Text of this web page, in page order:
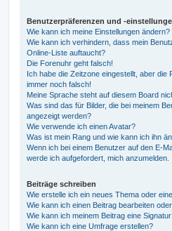
Benutzerpräferenzen und -
Wie kann ich meine Einstellungen ändern?
Wie kann ich verhindern, dass mein
Online-Liste auftaucht?
Die Forenuhr geht falsch!
Ich habe die Zeitzone eingestellt, aber die
immer noch falsch!
Meine Sprache steht auf diesem Board
Was sind das für Bilder, die bei meinem
angezeigt werden?
Wie verwende ich einen Avatar?
Was ist mein Rang und wie kann ich ihn
Wenn ich bei einem Benutzer auf den E-
werde ich aufgefordert, mich anzumelden.
Beiträge schreiben
Wie erstelle ich ein neues Thema oder
Wie kann ich einen Beitrag bearbeiten
Wie kann ich meinem Beitrag eine
Wie kann ich eine Umfrage erstellen?